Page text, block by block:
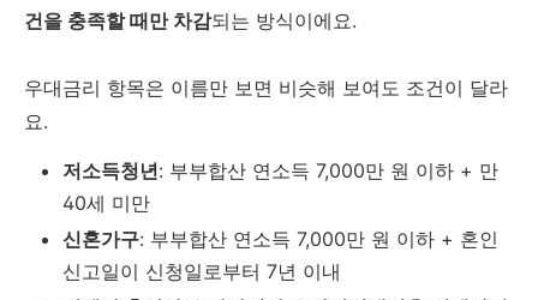
건을 충족할 때만 차감되는 방식이에요.
우대금리 항목은 이름만 보면 비슷해 보여도 조건이 달라
요.
저소득청년: 부부합산 연소득 7,000만 원 이하 + 만
40세 미만
신혼가구: 부부합산 연소득 7,000만 원 이하 + 혼인
신고일이 신청일로부터 7년 이내